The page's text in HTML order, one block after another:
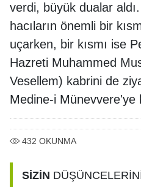
verdi, büyük dualar
hacıların önemli bir
uçarken, bir kısmı ise
Hazreti Muhammed
Vesellem) kabrini de
Medine-i Münevvere'ye
432 OKUNMA
SİZİN